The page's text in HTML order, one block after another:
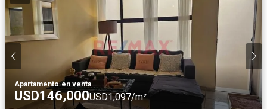
Apartamento·en venta
USD146,000USD1,097/m²